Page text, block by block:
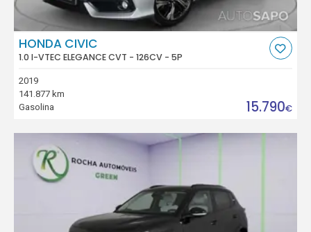
HONDA CIVIC
1.0 I-VTEC ELEGANCE CVT - 126CV - 5P
2019
141.877 km
Gasolina
15.790€